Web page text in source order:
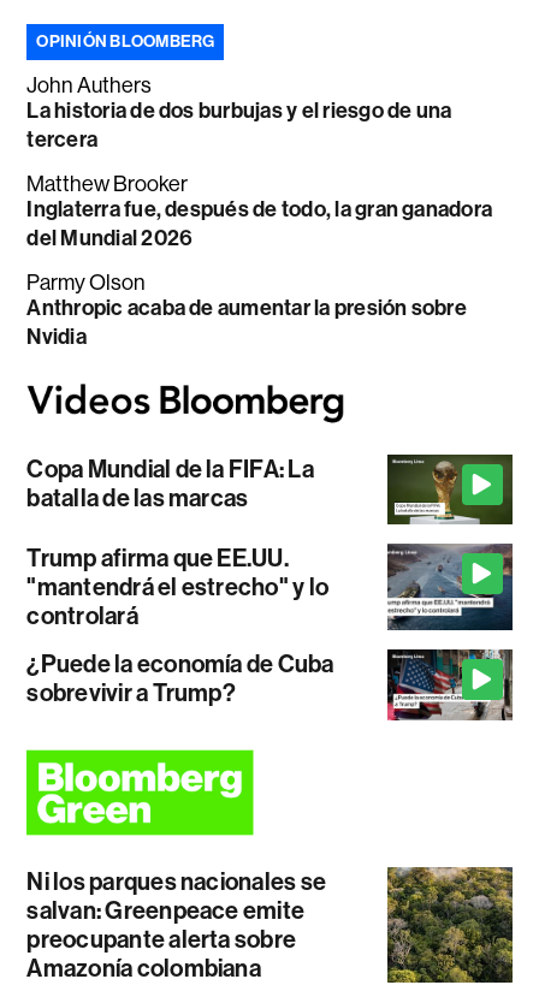
OPINIÓN BLOOMBERG
John Authers
La historia de dos burbujas y el riesgo de una
tercera
Matthew Brooker
Inglaterra fue, después de todo, la gran ganadora
del Mundial 2026
Parmy Olson
Anthropic acaba de aumentar la presión sobre
Nvidia
Copa Mundial de la FIFA: La
batalla de las marcas
Trump afirma que EE.UU.
"mantendrá el estrecho" y lo
controlará
¿Puede la economía de Cuba
sobrevivir a Trump?
Ni los parques nacionales se
salvan: Greenpeace emite
preocupante alerta sobre
Amazonía colombiana